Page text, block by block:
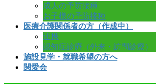
成人の予防接種
お子様の予防接種
医療介護関係者の方（作成中）
連携
認知症診療（外来・訪問診療）
施設見学・就職希望の方へ
関愛会